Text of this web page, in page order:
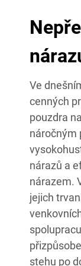
Ve
cenných
pouzdra
náročným
nárazů a
nárazem.
jejich
stehu po